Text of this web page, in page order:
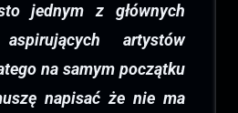
jednym z głównych
artystów
na samym początku
napisać że nie ma